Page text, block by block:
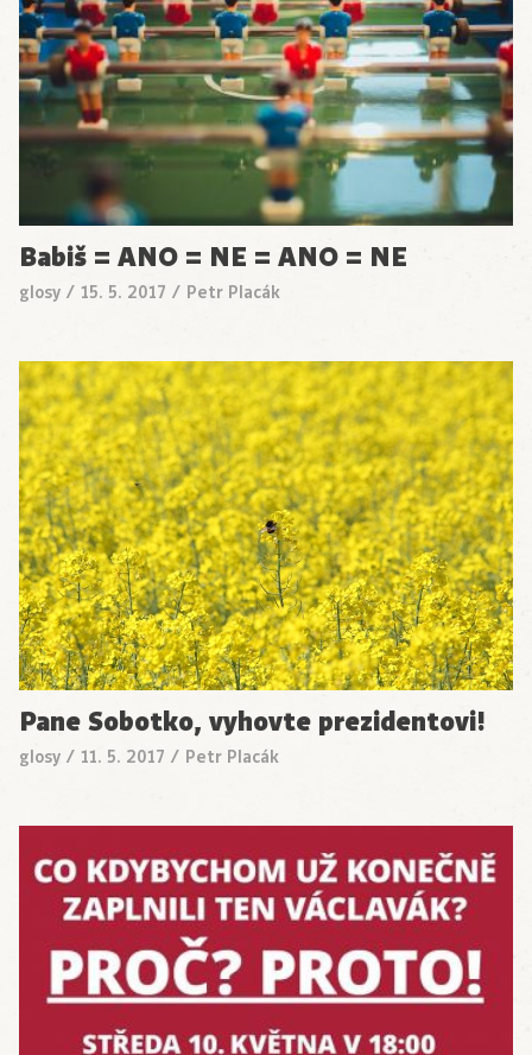
Babiš = ANO = NE = ANO = NE
glosy / 15. 5. 2017 / Petr Placák
Pane Sobotko, vyhovte prezidentovi!
glosy / 11. 5. 2017 / Petr Placák